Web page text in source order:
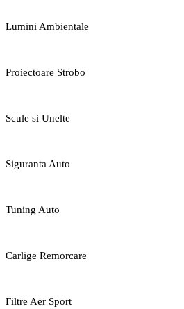
Lumini Ambientale
Proiectoare Strobo
Scule si Unelte
Siguranta Auto
Tuning Auto
Carlige Remorcare
Filtre Aer Sport